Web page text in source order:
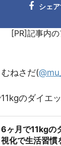
シェ
[PR]記事内
ねさだ(
のダイエ
6ヶ月で11kgの
視化で生活習慣